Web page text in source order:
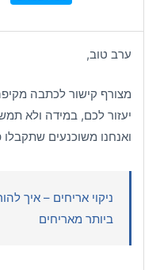
ערב טוב,
מצורף קישור לכתבה
יעזור לכם, במידה ולא
ואנחנו משוכנעים שתקבלו
ניקוי אריחים – איך
ביותר מאריחים